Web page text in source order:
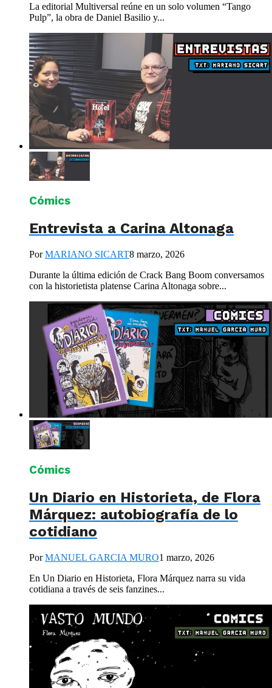
La editorial Multiversal reúne en un solo volumen “Tango
Pulp”, la obra de Daniel Basilio y...
Cómics
Entrevista a Carina Altonaga
PorMARIANO SICART8 marzo, 2026
Durante la última edición de Crack Bang Boom conversamos
con la historietista platense Carina Altonaga sobre...
Cómics
Un Diario en Historieta, de Flora
Márquez: autobiografía de lo
cotidiano
PorMANUEL GARCIA MURO1 marzo, 2026
En Un Diario en Historieta, Flora Márquez narra su vida
cotidiana a través de seis fanzines...